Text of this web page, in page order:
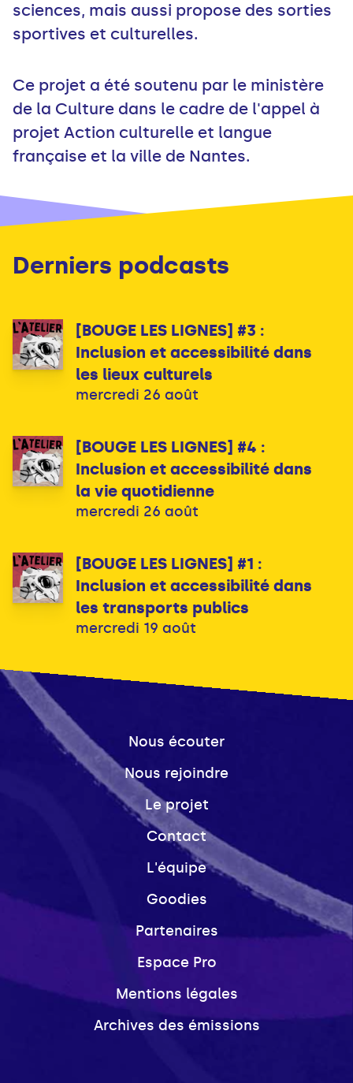
sciences, mais aussi propose des sorties
sportives et culturelles.
Ce projet a été soutenu par le ministère
de la Culture dans le cadre de l'appel à
projet Action culturelle et langue
française et la ville de Nantes.
Derniers podcasts
[BOUGE LES LIGNES] #3 :
Inclusion et accessibilité dans
les lieux culturels
mercredi 26 août
[BOUGE LES LIGNES] #4 :
Inclusion et accessibilité dans
la vie quotidienne
mercredi 26 août
[BOUGE LES LIGNES] #1 :
Inclusion et accessibilité dans
les transports publics
mercredi 19 août
Nous écouter
Nous rejoindre
Le projet
Contact
L'équipe
Goodies
Partenaires
Espace Pro
Mentions légales
Archives des émissions